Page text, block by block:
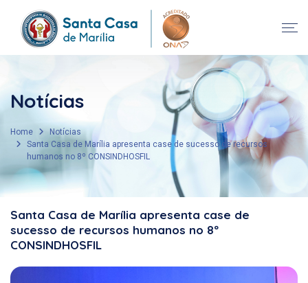
Notícias
Home
Notícias
Santa Casa de Marília apresenta case de sucesso de recursos
humanos no 8º CONSINDHOSFIL
Santa Casa de Marília apresenta case de
sucesso de recursos humanos no 8º
CONSINDHOSFIL